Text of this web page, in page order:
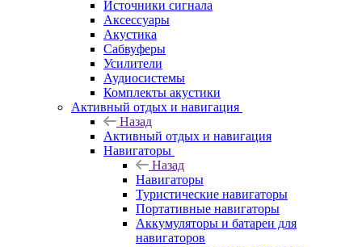
Источники сигнала
Аксессуары
Акустика
Сабвуферы
Усилители
Аудиосистемы
Комплекты акустики
Активный отдых и навигация
Назад
Активный отдых и навигация
Навигаторы
Назад
Навигаторы
Туристические навигаторы
Портативные навигаторы
Аккумуляторы и батареи для
навигаторов